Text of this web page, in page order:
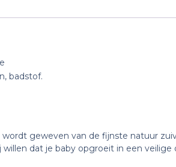
badstof.
geweven van de fijnste natuur
dat je baby opgroeit in een